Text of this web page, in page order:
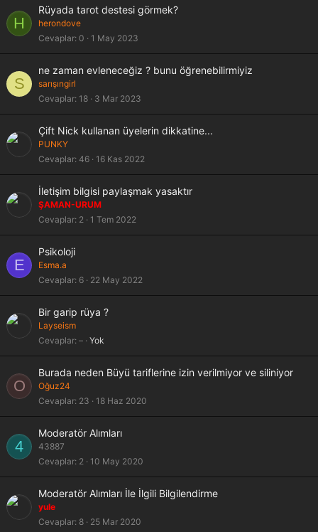
H
Rüyada tarot destesi görmek?
herondove
Cevaplar 0 1 May 2023
S
ne zaman evleneceğiz ? bunu öğrenebilirmiyiz
sarışıngirl
Cevaplar 18 3 Mar 2023
Çift Nick kullanan üyelerin dikkatine...
PUNKY
Cevaplar 46 16 Kas 2022
İletişim bilgisi paylaşmak yasaktır
ŞAMAN-URUM
Cevaplar 2 1 Tem 2022
E
Psikoloji
Esma.a
Cevaplar 6 22 May 2022
r
Bir garip rüya ?
Layseism
Cevaplar – Yok
O
Burada neden Büyü tariflerine izin verilmiyor ve siliniyor
Oğuz24
Cevaplar 23 18 Haz 2020
4
Moderatör Alımları
43887
Cevaplar 2 10 May 2020
Moderatör Alımları İle İlgili Bilgilendirme
yule
Cevaplar 8 25 Mar 2020